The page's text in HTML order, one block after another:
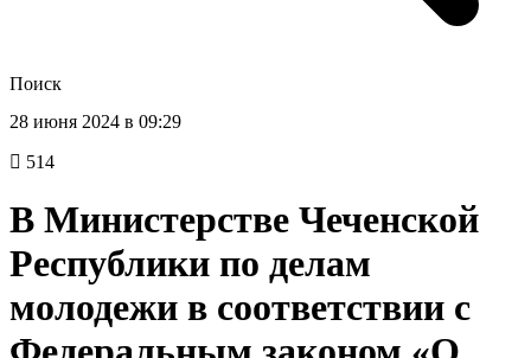
Поиск
28 июня 2024 в 09:29
514
В Министерстве Чеченской
Республики по делам
молодежи в соответствии с